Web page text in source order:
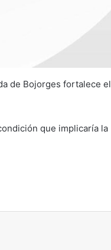
de Bojorges fortalece el
que implicaría la